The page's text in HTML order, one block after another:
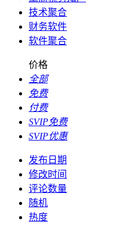
技术聚合
财务软件
软件聚合
价格
全部
免费
付费
SVIP免费
SVIP优惠
发布日期
修改时间
评论数量
随机
热度